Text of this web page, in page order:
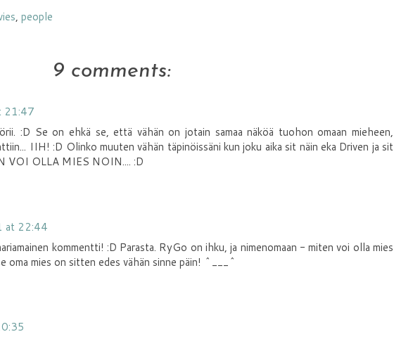
, people
9 comments:
21:47
:D Se on ehkä se, että vähän on jotain samaa näköä tuohon omaan mieheen,
IIH! :D Olinko muuten vähän täpinöissäni kun joku aika sit näin eka Driven ja sit
VOI OLLA MIES NOIN.... :D
at 22:44
kommentti! :D Parasta. RyGo on ihku, ja nimenomaan - miten voi olla mies
oma mies on sitten edes vähän sinne päin! ^___^